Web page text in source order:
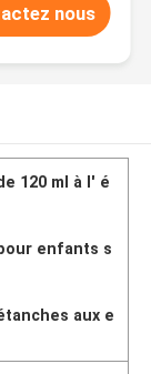
nous
120 ml à l' é
enfants s
aux e